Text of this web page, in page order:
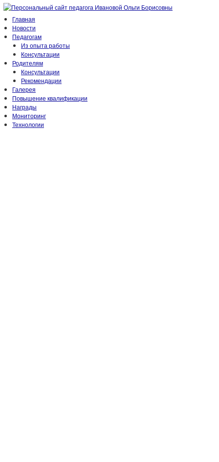
Главная
Новости
Педагогам
Из опыта работы
Консультации
Родителям
Консультации
Рекомендации
Галерея
Повышение квалификации
Награды
Мониторинг
Технологии